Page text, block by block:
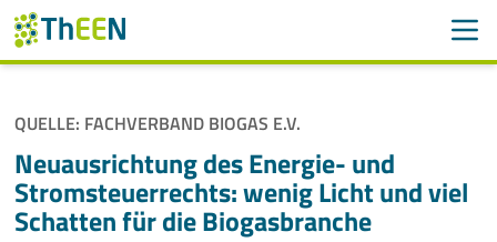
Navigation überspringen
ThEEN
Services
QUELLE: FACHVERBAND BIOGAS E.V.
Neuausrichtung des Energie- und
Stromsteuerrechts: wenig Licht und viel
Schatten für die Biogasbranche